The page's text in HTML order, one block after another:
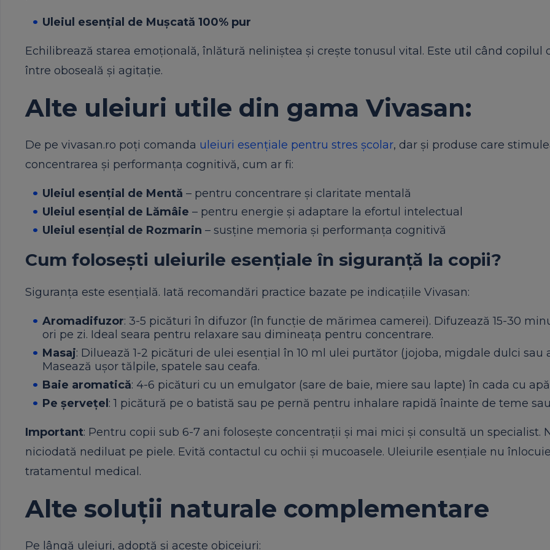
Uleiul esențial de Mușcată 100% pur
Echilibrează starea emoțională, înlătură neliniștea și crește tonusul vital. Este util când copilul
între oboseală și agitație.
Alte uleiuri utile din gama Vivasan:
De pe vivasan.ro poți comanda uleiuri esențiale pentru stres școlar, dar și produse care
concentrarea și performanța cognitivă, cum ar fi:
Uleiul esențial de Mentă – pentru concentrare și claritate mentală
Uleiul esențial de Lămâie – pentru energie și adaptare la efortul intelectual
Uleiul esențial de Rozmarin – susține memoria și performanța cognitivă
Cum folosești uleiurile esențiale în siguranță la copii?
Siguranța este esențială. Iată recomandări practice bazate pe indicațiile Vivasan:
Aromadifuzor: 3-5 picături în difuzor (în funcție de mărimea camerei). Difuzează 15-30
ori pe zi. Ideal seara pentru relaxare sau dimineața pentru concentrare.
Masaj: Diluează 1-2 picături de ulei esențial în 10 ml ulei purtător (jojoba, migdale dulci sau
Masează ușor tălpile, spatele sau ceafa.
Baie aromatică: 4-6 picături cu un emulgator (sare de baie, miere sau lapte) în cada cu
Pe șervețel : 1 picătură pe o batistă sau pe pernă pentru inhalare rapidă înainte de teme
Important: Pentru copii sub 6-7 ani folosește concentrații și mai mici și consultă un specialist.
niciodată nediluat pe piele. Evită contactul cu ochii și mucoasele. Uleiurile esențiale nu
tratamentul medical.
Alte soluții naturale complementare
Pe lângă uleiuri, adoptă și aceste obiceiuri: